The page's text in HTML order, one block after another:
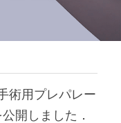
術用プレパレー
開しました．